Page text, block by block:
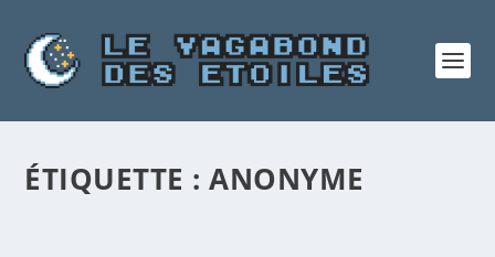
ÉTIQUETTE :ANONYME